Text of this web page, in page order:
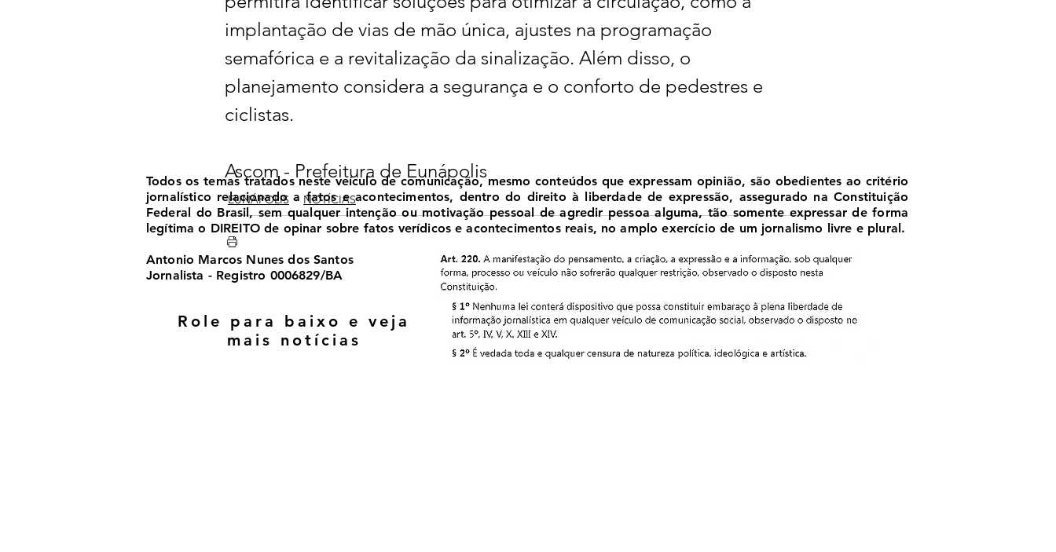
implantação de vias de mão única, ajustes na programação
semafórica e a revitalização da sinalização. Além disso, o
planejamento considera a segurança e o conforto de pedestres e
ciclistas.
Ascom - Prefeitura de Eunápolis
EUNÁPOLIS NOTÍCIAS
Role para baixo e veja
mais notícias
Todos os temas tratados neste veículo de comunicação, mesmo conteúdos que expressam opinião, são obedientes ao critério
jornalístico relacionado a fatos e acontecimentos, dentro do direito à liberdade de expressão, assegurado na Constituição
Federal do Brasil, sem qualquer intenção ou motivação pessoal de agredir pessoa alguma, tão somente expressar de forma
legítima o DIREITO de opinar sobre fatos verídicos e acontecimentos reais, no amplo exercício de um jornalismo livre e plural.
Antonio Marcos Nunes dos Santos
Jornalista - Registro 0006829/BA